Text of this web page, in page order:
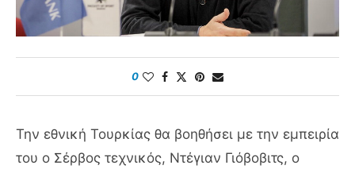
0
Την εθνική Τουρκίας θα βοηθήσει με την εμπειρία
του ο Σέρβος τεχνικός, Ντέγιαν Γιόβοβιτς, ο